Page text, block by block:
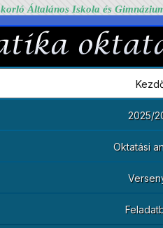
Általános Iskola és
2025/
Oktatási